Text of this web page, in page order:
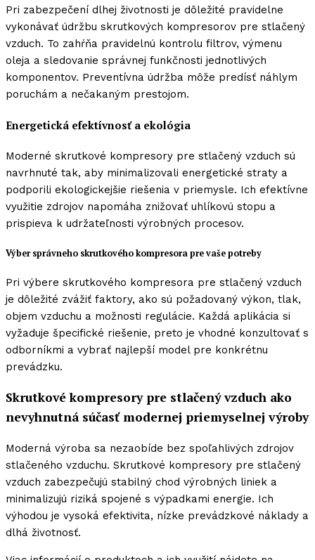
Pri zabezpečení dlhej životnosti je dôležité pravidelne
vykonávať údržbu skrutkových kompresorov pre stlačený
vzduch. To zahŕňa pravidelnú kontrolu filtrov, výmenu
oleja a sledovanie správnej funkčnosti jednotlivých
komponentov. Preventívna údržba môže predísť náhlym
poruchám a nečakaným prestojom.
Energetická efektívnosť a ekológia
Moderné skrutkové kompresory pre stlačený vzduch sú
navrhnuté tak, aby minimalizovali energetické straty a
podporili ekologickejšie riešenia v priemysle. Ich efektívne
využitie zdrojov napomáha znižovať uhlíkovú stopu a
prispieva k udržateľnosti výrobných procesov.
Výber správneho skrutkového kompresora pre vaše potreby
Pri výbere skrutkového kompresora pre stlačený vzduch
je dôležité zvážiť faktory, ako sú požadovaný výkon, tlak,
objem vzduchu a možnosti regulácie. Každá aplikácia si
vyžaduje špecifické riešenie, preto je vhodné konzultovať s
odborníkmi a vybrať najlepší model pre konkrétnu
prevádzku.
Skrutkové kompresory pre stlačený vzduch ako
nevyhnutná súčasť modernej priemyselnej výroby
Moderná výroba sa nezaobíde bez spoľahlivých zdrojov
stlačeného vzduchu. Skrutkové kompresory pre stlačený
vzduch zabezpečujú stabilný chod výrobných liniek a
minimalizujú riziká spojené s výpadkami energie. Ich
výhodou je vysoká efektivita, nízke prevádzkové náklady a
dlhá životnosť.